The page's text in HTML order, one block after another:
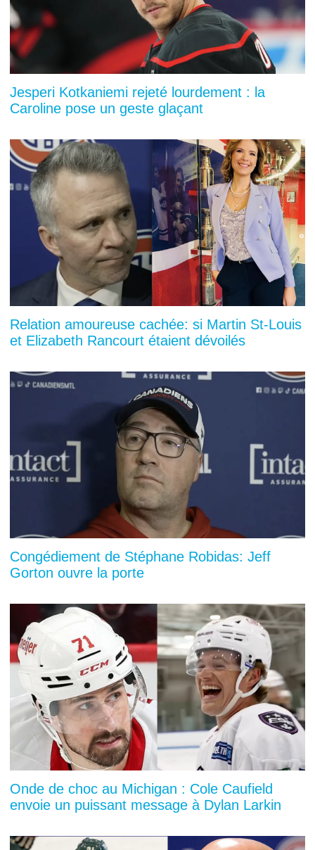
Jesperi Kotkaniemi rejeté lourdement : la
Caroline pose un geste glaçant
Relation amoureuse cachée: si Martin St-Louis
et Elizabeth Rancourt étaient dévoilés
Congédiement de Stéphane Robidas: Jeff
Gorton ouvre la porte
Onde de choc au Michigan : Cole Caufield
envoie un puissant message à Dylan Larkin